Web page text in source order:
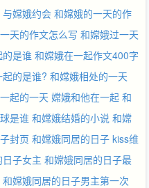
与嫦娥约会 和嫦娥的一天的作
天的作文怎么写 和嫦娥过一天
是谁 和嫦娥在一起作文400字
的是谁? 和嫦娥相处的一天
起的一天 嫦娥和他在一起 和
是谁 和嫦娥结婚的小说 和嫦
封页 和嫦娥同居的日子 kiss维
子女主 和嫦娥同居的日子最
和嫦娥同居的日子男主第一次